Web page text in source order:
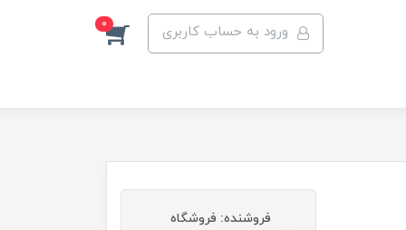
ورود به حساب کاربری 0
فروشنده: فروشگاه